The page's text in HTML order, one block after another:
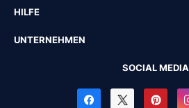
HILFE
UNTERNEHMEN
SOCIAL MEDIA